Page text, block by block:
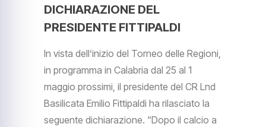
DICHIARAZIONE DEL
PRESIDENTE FITTIPALDI
In vista dell’inizio del Torneo delle Regioni,
in programma in Calabria dal 25 al 1
maggio prossimi, il presidente del CR Lnd
Basilicata Emilio Fittipaldi ha rilasciato la
seguente dichiarazione. “Dopo il calcio a